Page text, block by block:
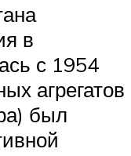
в
с 1954
агрегатов
был